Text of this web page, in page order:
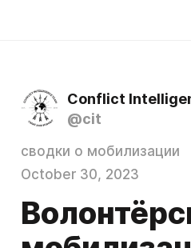
Conflict
@cit
сводки о мобилизации
October 30, 2023